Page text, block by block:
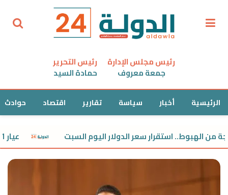
رئيس مجلس الإدارة
جمعة معروف
رئيس التحرير
حمادة السيد
الرئيسية أخبار سياسة تقارير اقتصاد حوادث
استقرار سعر الدولار اليوم السبت عيار 21 مفاجأة.. استقرار سعر الذهب اليوم السبت